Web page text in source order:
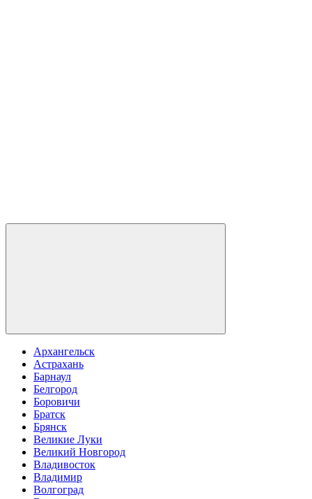
Архангельск
Астрахань
Барнаул
Белгород
Боровичи
Братск
Брянск
Великие Луки
Великий Новгород
Владивосток
Владимир
Волгоград